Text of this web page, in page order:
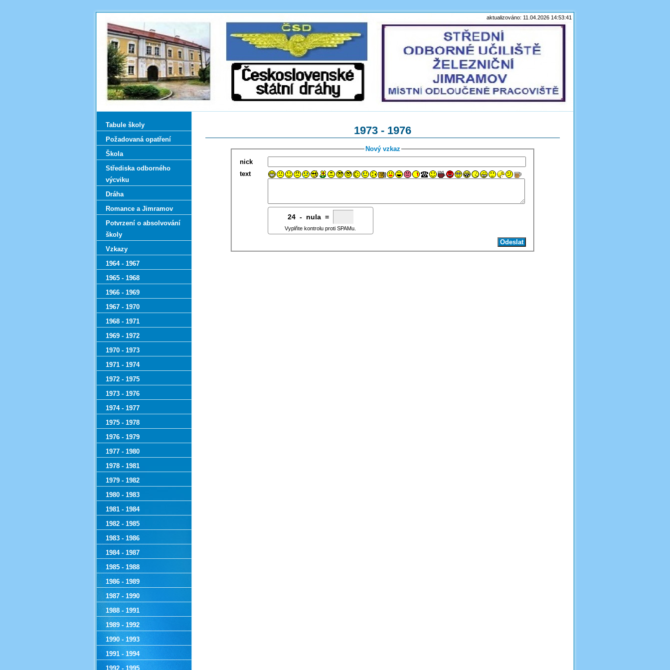
aktualizováno: 11.04.2026 14:53:41
1973 - 1976
Nový vzkaz
nick
text
244 -7 nula =
Vyplňte kontrolu proti SPAMu.
Tabule školy
Požadovaná opatření
Škola
Střediska odborného
výcviku
Dráha
Romance a Jimramov
Potvrzení o absolvování
školy
Vzkazy
1964 - 1967
1965 - 1968
1966 - 1969
1967 - 1970
1968 - 1971
1969 - 1972
1970 - 1973
1971 - 1974
1972 - 1975
1973 - 1976
1974 - 1977
1975 - 1978
1976 - 1979
1977 - 1980
1978 - 1981
1979 - 1982
1980 - 1983
1981 - 1984
1982 - 1985
1983 - 1986
1984 - 1987
1985 - 1988
1986 - 1989
1987 - 1990
1988 - 1991
1989 - 1992
1990 - 1993
1991 - 1994
1992 - 1995